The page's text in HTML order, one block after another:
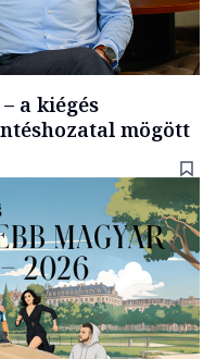
a kiégés
mögött